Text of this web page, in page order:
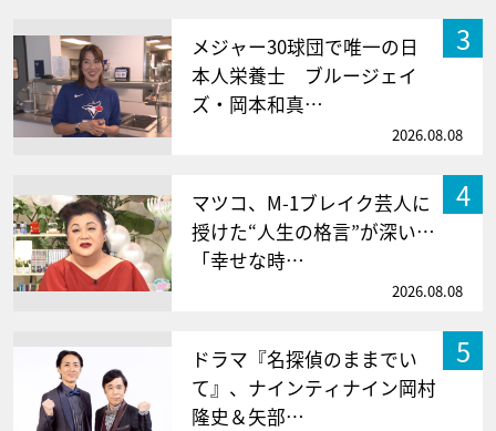
3
メジャー30球団で唯一の日
本人栄養士 ブルージェイ
ズ・岡本和真…
2026.08.08
4
マツコ、M-1ブレイク芸人に
授けた“人生の格言”が深い…
「幸せな時…
2026.08.08
5
ドラマ『名探偵のままでい
て』、ナインティナイン岡村
隆史＆矢部…